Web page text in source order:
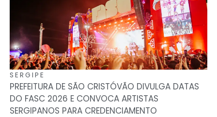
SERGIPE
PREFEITURA DE SÃO CRISTÓVÃO DIVULGA DATAS
DO FASC 2026 E CONVOCA ARTISTAS
SERGIPANOS PARA CREDENCIAMENTO